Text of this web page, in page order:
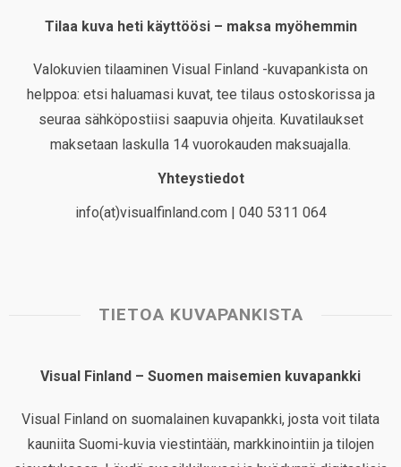
Tilaa kuva heti käyttöösi – maksa myöhemmin
Valokuvien tilaaminen Visual Finland -kuvapankista on
helppoa: etsi haluamasi kuvat, tee tilaus ostoskorissa ja
seuraa sähköpostiisi saapuvia ohjeita. Kuvatilaukset
maksetaan laskulla 14 vuorokauden maksuajalla.
Yhteystiedot
info(at)visualfinland.com | 040 5311 064
TIETOA KUVAPANKISTA
Visual Finland – Suomen maisemien kuvapankki
Visual Finland on suomalainen kuvapankki, josta voit tilata
kauniita Suomi-kuvia viestintään, markkinointiin ja tilojen